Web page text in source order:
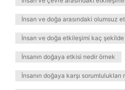
İnsan ve doğa arasındaki olumsuz
İnsan ve doğa etkileşimi kaç
İnsanın doğaya etkisi nedir örnek
İnsanın doğaya karşı sorumlulukları